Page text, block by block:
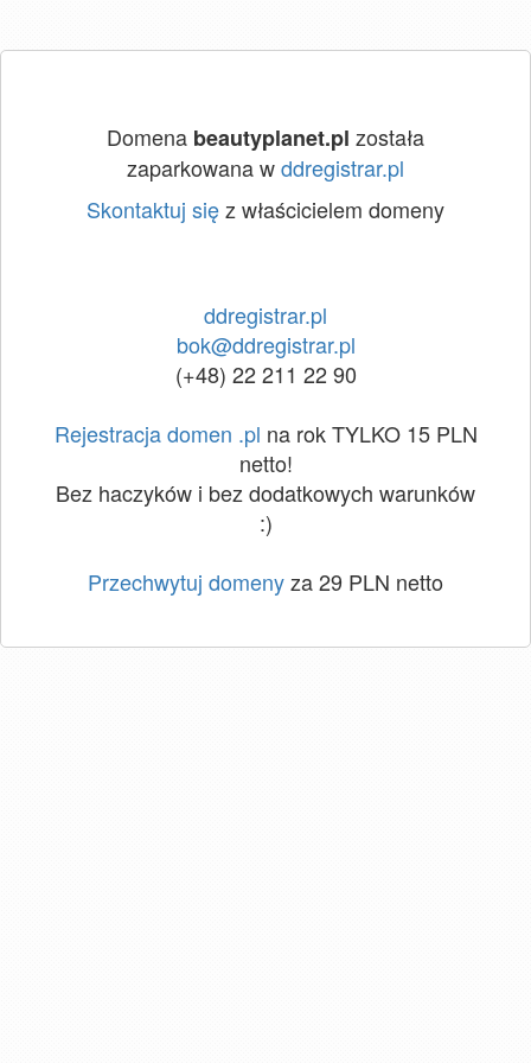
Domena beautyplanet.pl została
zaparkowana wddregistrar.pl
Skontaktuj sięz właścicielem domeny
ddregistrar.pl
bok@ddregistrar.pl
(+48) 22 211 22 90
Rejestracja domen .pl na rok TYLKO 15 PLN
netto!
Bez haczyków i bez dodatkowych warunków
:)
Przechwytuj domenyza 29 PLN netto